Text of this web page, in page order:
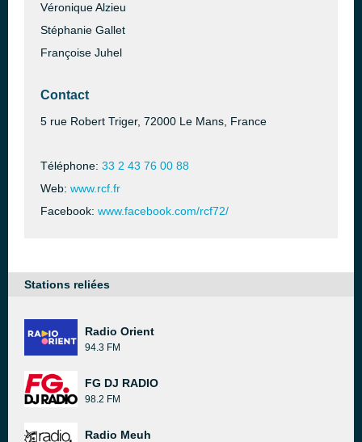
Véronique Alzieu
Stéphanie Gallet
Françoise Juhel
Contact
5 rue Robert Triger, 72000 Le Mans, France
Téléphone: 33 2 43 76 00 88
Web: www.rcf.fr
Facebook: www.facebook.com/rcf72/
Stations reliées
Radio Orient
94.3 FM
FG DJ RADIO
98.2 FM
Radio Meuh